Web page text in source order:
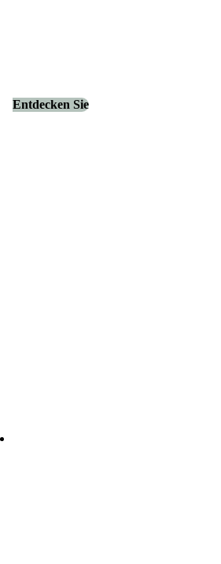
Entdecken Sie